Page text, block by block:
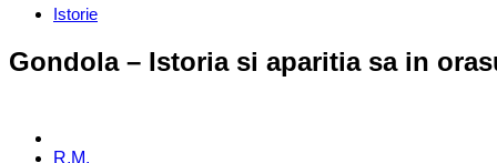
Categories
Istorie
Gondola – Istoria si aparitia sa in
Posted
R.M.